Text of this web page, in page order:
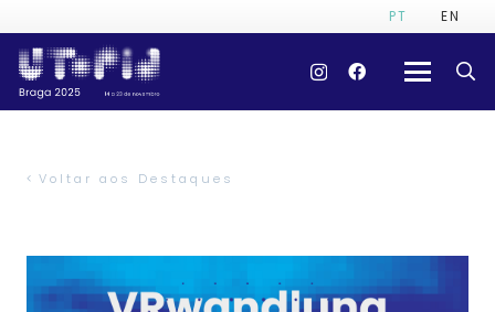
PT EN
Voltar aos Destaques